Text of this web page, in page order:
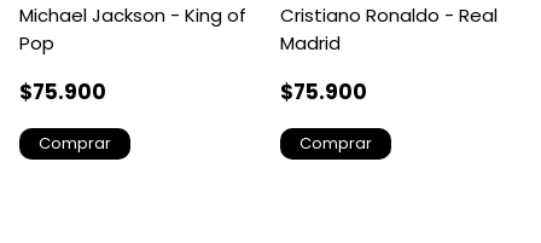
Michael Jackson - King of
Pop
$75.900
Comprar
Cristiano Ronaldo - Real
Madrid
$75.900
Comprar